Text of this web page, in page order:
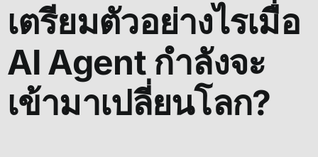
เตรียมตัวอย่างไรเมื่อ
AI Agent กำลังจะ
เข้ามาเปลี่ยนโลก?